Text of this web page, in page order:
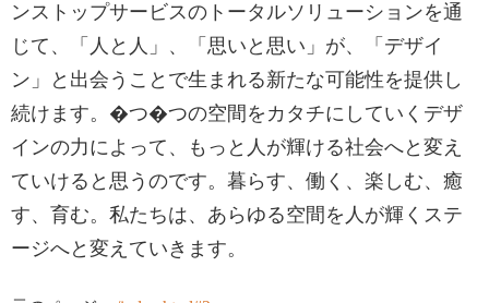
ンストップサービスのトータルソリューションを通
じて、「人と人」、「思いと思い」が、「デザイ
ン」と出会うことで生まれる新たな可能性を提供し
続けます。�つ�つの空間をカタチにしていくデザ
インの力によって、もっと人が輝ける社会へと変え
ていけると思うのです。暮らす、働く、楽しむ、癒
す、育む。私たちは、あらゆる空間を人が輝くステ
ージへと変えていきます。